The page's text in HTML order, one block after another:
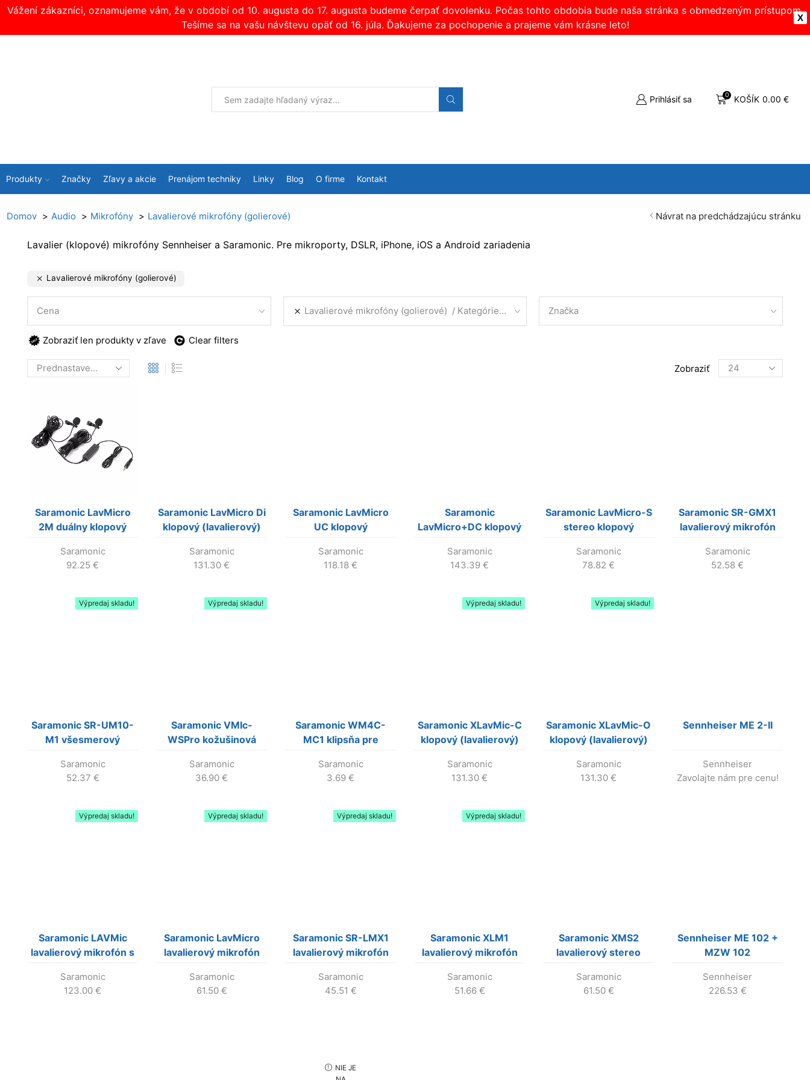
X
Vážení zákazníci, oznamujeme vám, že v období od 10. augusta do 17. augusta budeme čerpať dovolenku. Počas tohto obdobia bude naša stránka s obmedzeným prístupom.
Tešíme sa na vašu návštevu opäť od 16. júla. Ďakujeme za pochopenie a prajeme vám krásne leto!
Prihlásiť sa 0 KOŠÍK 0.00 €
Produkty Značky Zľavy a akcie Prenájom techniky Linky Blog O firme Kontakt
Domov Audio Mikrofóny Lavalierové mikrofóny (golierové) Návrat na predchádzajúcu stránku
Lavalier (klopové) mikrofóny Sennheiser a Saramonic. Pre mikroporty, DSLR, iPhone, iOS a Android zariadenia
Lavalierové mikrofóny (golierové)
Cena Lavalierové mikrofóny (golierové) Kategórie produktov Značka
Zobraziť len produkty v zľave Clear filters
Zobraziť
Products
per
Saramonic LavMicro
2M duálny klopový
pre DSLR a smartfóny
Saramonic
92.25 €
Saramonic LavMicro Di
klopový (lavalierový)
iPhone/iPad (už sa
nevyrába!)
Saramonic
131.30 €
Saramonic LavMicro
UC klopový
pre USB-C zariadenia
Saramonic
118.18 €
Saramonic
LavMicro+DC klopový
s USB-C pre PC, Mac a
iPhone/iPad
Saramonic
143.39 €
Saramonic LavMicro-S
stereo klopový
pre smartfóny a DSLR
Saramonic
78.82 €
Saramonic SR-GMX1
lavalierový mikrofón
Hero3
Saramonic
52.58 €
Výpredaj skladu!
Saramonic SR-UM10-
M1 všesmerový
mikrofón pre UwMic9
Saramonic
52.37 €
Výpredaj skladu!
Saramonic VMIc-
WSPro kožušinová
VMic Pro
Saramonic
36.90 €
Saramonic WM4C-
MC1 klipsňa pre
Saramonic
3.69 €
Výpredaj skladu!
Saramonic XLavMic-C
klopový (lavalierový)
kardioidnou
charakteristikou
Saramonic
131.30 €
Výpredaj skladu!
Saramonic XLavMic-O
klopový (lavalierový)
všesmerovou
charakteristikou
Saramonic
131.30 €
Sennheiser ME 2-II
Sennheiser
Zavolajte nám pre cenu!
Výpredaj skladu!
Saramonic LAVMic
lavalierový mikrofón s
smartfóny, DSLR a
GoPro
Saramonic
123.00 €
Výpredaj skladu!
Saramonic LavMicro
lavalierový mikrofón
Saramonic
61.50 €
Výpredaj skladu!
Saramonic SR-LMX1
lavalierový mikrofón
Saramonic
45.51 €
Výpredaj skladu!
Saramonic XLM1
lavalierový mikrofón
Saramonic
51.66 €
Saramonic XMS2
lavalierový stereo
Saramonic
61.50 €
Sennheiser ME 102 +
MZW 102
Sennheiser
226.53 €
NIE JE